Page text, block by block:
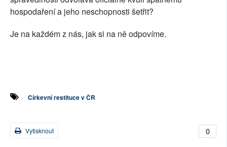
hospodaření a jeho neschopnosti šetřit?
Je na každém z nás, jak si na ně odpovíme.
Církevní restituce v ČR
0
Vytisknout